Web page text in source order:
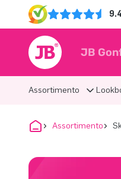
JB
Assortimento
Assortimento